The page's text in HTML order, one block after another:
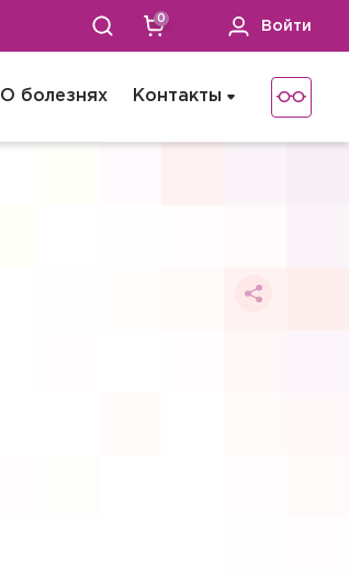
0
Войти
О болезнях Контакты